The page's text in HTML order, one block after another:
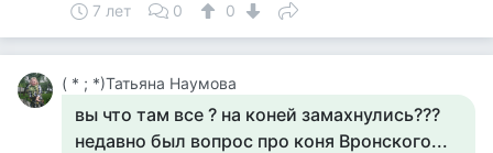
7 лет 0 0
( * ; *)Татьяна Наумова
вы что там все ? на коней замахнулись???
недавно был вопрос про коня Вронского...